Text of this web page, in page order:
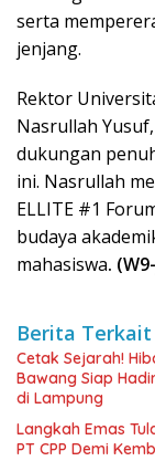
serta
jenjang.
Rektor
Nasrullah
dukungan
ini. Nasrullah
ELLITE #1
budaya
mahasiswa.
Berita Terkait
Cetak Sejarah!
Bawang Siap
di Lampung
Langkah Emas
PT CPP Demi